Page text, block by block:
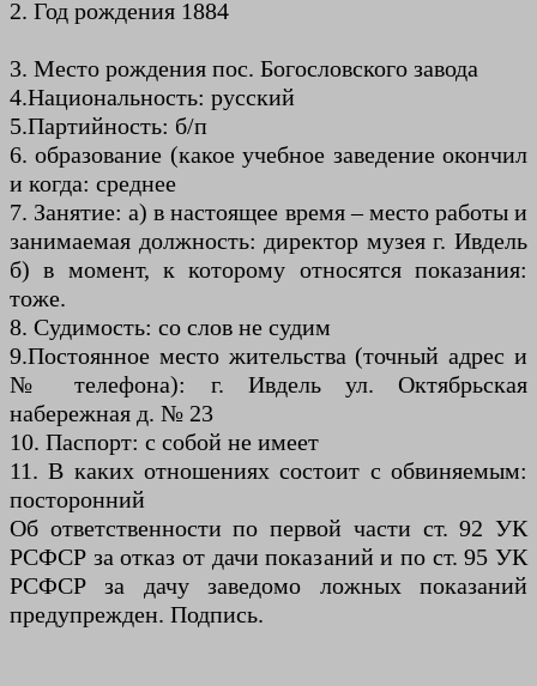
2. Год рождения 1884
3. Место рождения пос. Богословского завода
4.Национальность: русский
5.Партийность: б/п
6. образование (какое учебное заведение окончил
и когда: среднее
7. Занятие: а) в настоящее время – место работы и
занимаемая должность: директор музея г. Ивдель
б) в момент, к которому относятся показания:
тоже.
8. Судимость: со слов не судим
9.Постоянное место жительства (точный адрес и
№ телефона): г. Ивдель ул. Октябрьская
набережная д. № 23
10. Паспорт: с собой не имеет
11. В каких отношениях состоит с обвиняемым:
посторонний
Об ответственности по первой части ст. 92 УК
РСФСР за отказ от дачи показаний и по ст. 95 УК
РСФСР за дачу заведомо ложных показаний
предупрежден. Подпись.